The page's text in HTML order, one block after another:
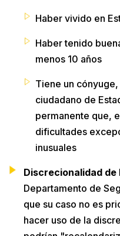
Haber vivido en
Haber tenido
menos 10 años
Tiene un
ciudadano de
permanente que,
dificultades
inusuales
Discrecionalidad de
Departamento de
que su caso no es
hacer uso de la